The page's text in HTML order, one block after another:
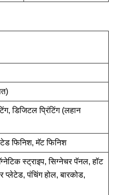
डिजिटल प्रिंटिंग (लहान
फिनिश, मॅट फिनिश
स्ट्राइप, सिग्नेचर पॅनल, हॉट
प्लेटेड, पंचिंग होल, बारकोड,